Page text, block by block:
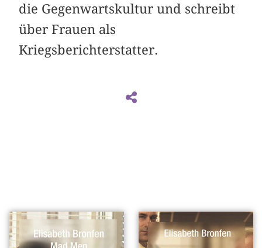
die Gegenwartskultur und schreibt
über Frauen als
Kriegsberichterstatter.